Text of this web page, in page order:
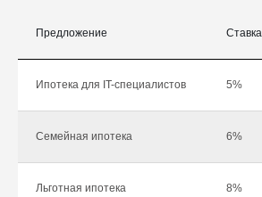
Предложение Ставка
Ипотека для IT-специалистов 5%
Семейная ипотека 6%
Льготная ипотека 8%